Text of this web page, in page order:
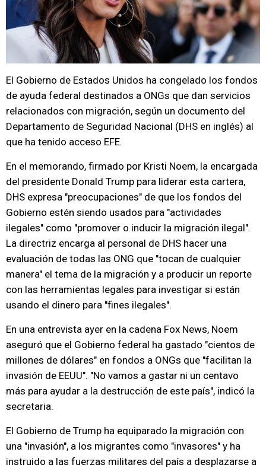
El Gobierno de Estados Unidos ha congelado los fondos
de ayuda federal destinados a ONGs que dan servicios
relacionados con migración, según un documento del
Departamento de Seguridad Nacional (DHS en inglés) al
que ha tenido acceso EFE.
En el memorando, firmado por Kristi Noem, la encargada
del presidente Donald Trump para liderar esta cartera,
DHS expresa "preocupaciones" de que los fondos del
Gobierno estén siendo usados para "actividades
ilegales" como "promover o inducir la migración ilegal".
La directriz encarga al personal de DHS hacer una
evaluación de todas las ONG que "tocan de cualquier
manera" el tema de la migración y a producir un reporte
con las herramientas legales para investigar si están
usando el dinero para "fines ilegales".
En una entrevista ayer en la cadena Fox News, Noem
aseguró que el Gobierno federal ha gastado "cientos de
millones de dólares" en fondos a ONGs que "facilitan la
invasión de EEUU". "No vamos a gastar ni un centavo
más para ayudar a la destrucción de este país", indicó la
secretaria.
El Gobierno de Trump ha equiparado la migración con
una "invasión", a los migrantes como "invasores" y ha
instruido a las fuerzas militares del país a desplazarse a